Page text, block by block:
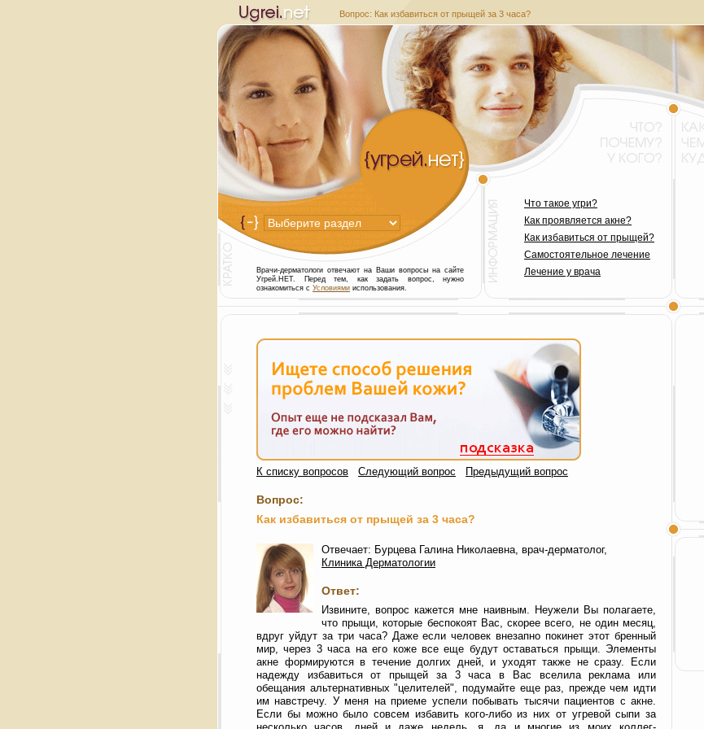
Вопрос: Как избавиться от прыщей за 3 часа?
Врачи-дерматологи отвечают на Ваши вопросы на сайте
Угрей.НЕТ. Перед тем, как задать вопрос, нужно
ознакомиться с Условиями использования.
Что такое угри?
Как проявляется акне?
Как избавиться от прыщей?
Самостоятельное лечение
Лечение у врача
К списку вопросов Следующий вопрос Предыдущий вопрос
Вопрос:
Как избавиться от прыщей за 3 часа?
Отвечает: Бурцева Галина Николаевна, врач-дерматолог,
Клиника Дерматологии
Ответ:
Извините, вопрос кажется мне наивным. Неужели Вы полагаете,
что прыщи, которые беспокоят Вас, скорее всего, не один месяц,
вдруг уйдут за три часа? Даже если человек внезапно покинет этот бренный
мир, через 3 часа на его коже все еще будут оставаться прыщи. Элементы
акне формируются в течение долгих дней, и уходят также не сразу. Если
надежду избавиться от прыщей за 3 часа в Вас вселила реклама или
обещания альтернативных "целителей", подумайте еще раз, прежде чем идти
им навстречу. У меня на приеме успели побывать тысячи пациентов с акне.
Если бы можно было совсем избавить кого-либо из них от угревой сыпи за